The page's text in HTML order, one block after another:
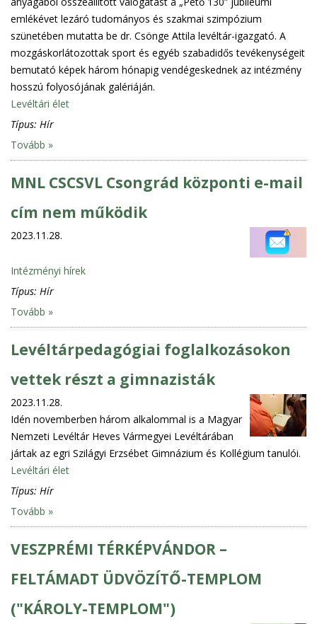
emlékévet lezáró tudományos és szakmai szimpózium
szünetében mutatta be dr. Csönge Attila levéltár-igazgató. A
mozgáskorlátozottak sport és egyéb szabadidős tevékenységeit
bemutató képek három hónapig vendégeskednek az intézmény
hosszú folyosójának galériáján.
Levéltári élet
Típus: Hír
Tovább »
MNL CSCSVL Csongrád központi e-mail
cím nem működik
2023.11.28.
Intézményi hírek
Típus: Hír
Tovább »
Levéltárpedagógiai foglalkozásokon
vettek részt a gimnazisták
2023.11.28.
Idén novemberben három alkalommal is a Magyar
Nemzeti Levéltár Heves Vármegyei Levéltárában
jártak az egri Szilágyi Erzsébet Gimnázium és Kollégium tanulói.
Levéltári élet
Típus: Hír
Tovább »
VESZPRÉMI TÉRKÉPVÁNDOR –
FELTÁMADT ÜDVÖZÍTŐ-TEMPLOM
("KÁROLY-TEMPLOM")